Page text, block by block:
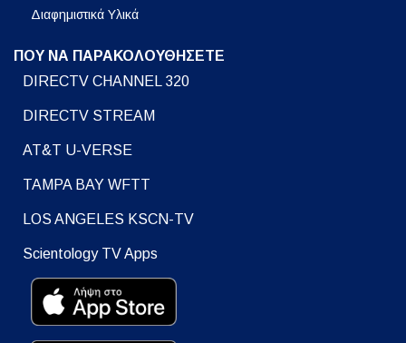
Διαφημιστικά Υλικά
ΠΟΥ ΝΑ ΠΑΡΑΚΟΛΟΥΘΗΣΕΤΕ
DIRECTV CHANNEL 320
DIRECTV STREAM
AT&T U-VERSE
TAMPA BAY WFTT
LOS ANGELES KSCN-TV
Scientology TV Apps